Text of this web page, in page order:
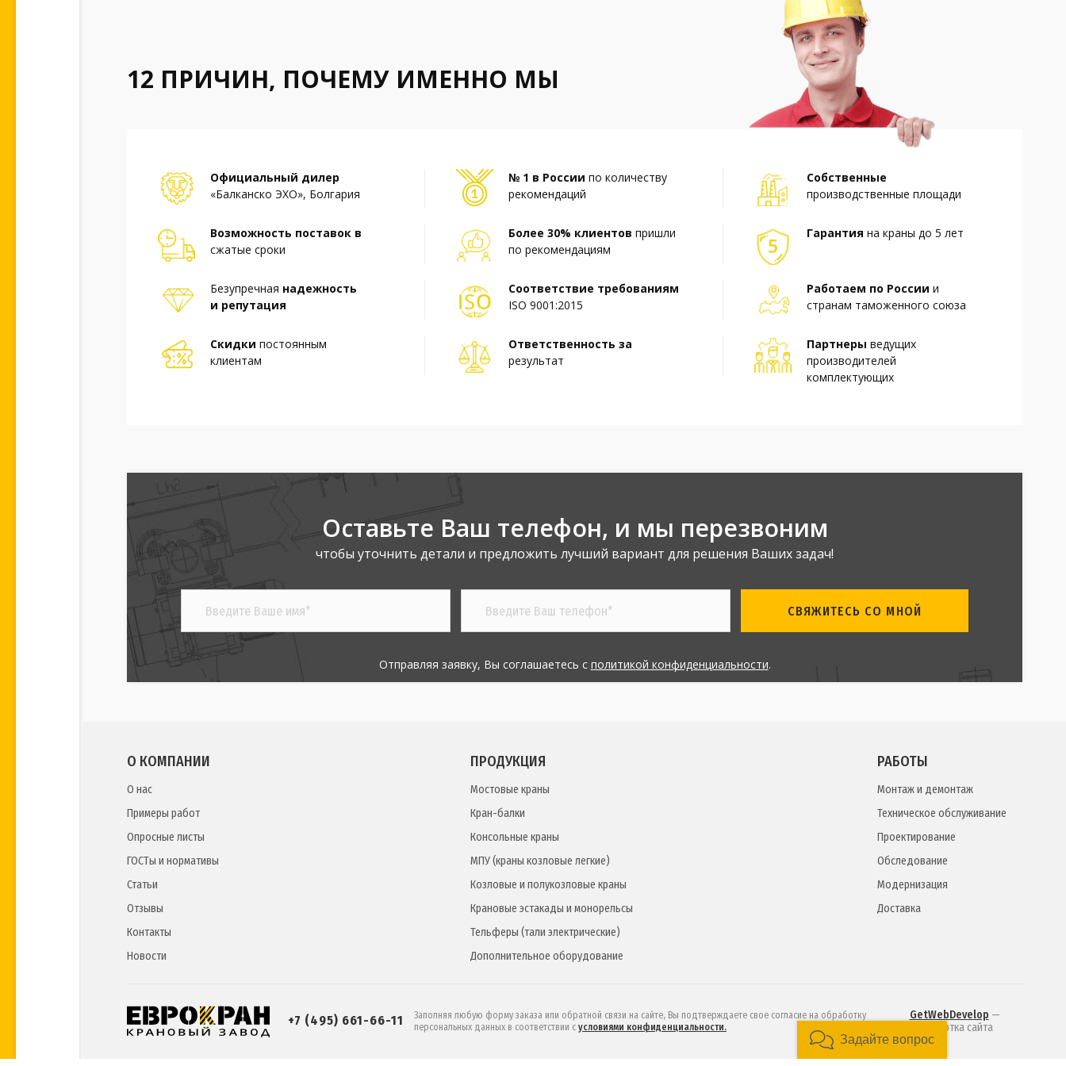
12 ПРИЧИН, ПОЧЕМУ ИМЕННО МЫ
Официальный дилер
«Балканско ЭХО», Болгария
№ 1 в России по количеству
рекомендаций
Собственные
производственные площади
Возможность поставок в
сжатые сроки
Более 30% клиентов пришли
по рекомендациям
Гарантия на краны до 5 лет
Безупречная надежность
и репутация
Соответствие требованиям
ISO 9001:2015
Работаем по России и
странам таможенного союза
Скидки постоянным
клиентам
Ответственность за
результат
Партнеры ведущих
производителей
комплектующих
Оставьте Ваш телефон, и мы перезвоним
чтобы уточнить детали и предложить лучший вариант для решения Ваших задач!
СВЯЖИТЕСЬ СО МНОЙ
Отправляя заявку, Вы соглашаетесь с политикой конфиденциальности.
О КОМПАНИИ
О нас
Примеры работ
Опросные листы
ГОСТы и нормативы
Статьи
Отзывы
Контакты
Новости
ПРОДУКЦИЯ
Мостовые краны
Кран-балки
Консольные краны
МПУ (краны козловые легкие)
Козловые и полукозловые краны
Крановые эстакады и монорельсы
Тельферы (тали электрические)
Дополнительное оборудование
РАБОТЫ
Монтаж и демонтаж
Техническое обслуживание
Проектирование
Обследование
Модернизация
Доставка
+7 (495) 661-66-11
Заполняя любую форму заказа или обратной связи на сайте, Вы подтверждаете свое согласие на обработку
персональных данных в соответствии c условиями конфиденциальности.
GetWebDevelop —
разработка сайта
Задайте вопрос